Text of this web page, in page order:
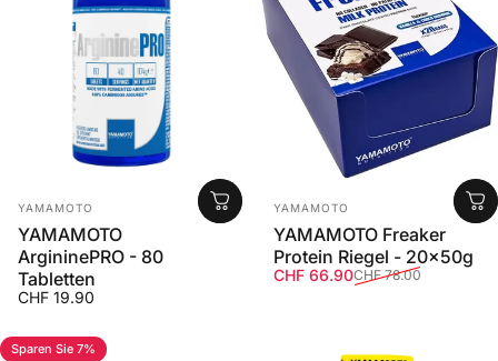
Anbieter:
YAMAMOTO
YAMAMOTO
ArgininePRO - 80
Tabletten
CHF 19.90
Anbieter:
YAMAMOTO
YAMAMOTO Freaker
Protein Riegel - 20x50g
Verkaufspreis
CHF 66.90
Normaler Preis
CHF 78.00
Sparen Sie 7%